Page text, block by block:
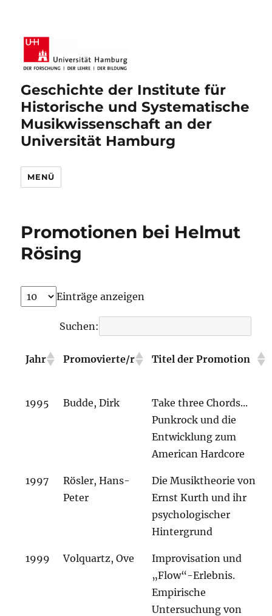
Geschichte der Institute für
Historische und Systematische
Musikwissenschaft an der
Universität Hamburg
MENÜ
Promotionen bei Helmut
Rösing
Einträge anzeigen
Suchen:
Jahr Promovierte/r Titel der Promotion
1995 Budde, Dirk
Take three Chords...
Punkrock und die
Entwicklung zum
American Hardcore
1997
Rösler, Hans-
Peter
Die Musiktheorie von
Ernst Kurth und ihr
psychologischer
Hintergrund
1999 Volquartz, Ove
Improvisation und
„Flow“-Erlebnis.
Empirische
Untersuchung von